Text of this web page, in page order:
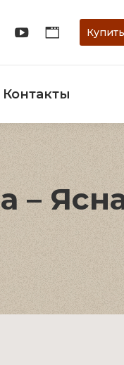
Контакты
–
Научная работа